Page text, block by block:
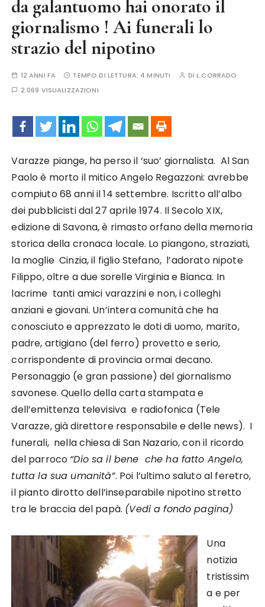
da galantuomo hai onorato il
giornalismo ! Ai funerali lo
strazio del nipotino
12 ANNI FA TEMPO DI LETTURA: 4 MINUTI DIL.CORRADO
2.069 VISUALIZZAZIONI
Varazze piange, ha perso il ‘suo’ giornalista. Al San
Paolo è morto il mitico Angelo Regazzoni: avrebbe
compiuto 68 anni il 14 settembre. Iscritto all’albo
dei pubblicisti dal 27 aprile 1974. Il Secolo XIX,
edizione di Savona, è rimasto orfano della memoria
storica della cronaca locale. Lo piangono, straziati,
la moglie Cinzia, il figlio Stefano, l’adorato nipote
Filippo, oltre a due sorelle Virginia e Bianca. In
lacrime tanti amici varazzini e non, i colleghi
anziani e giovani. Un’intera comunità che ha
conosciuto e apprezzato le doti di uomo, marito,
padre, artigiano (del ferro) provetto e serio,
corrispondente di provincia ormai decano.
Personaggio (e gran passione) del giornalismo
savonese. Quello della carta stampata e
dell’emittenza televisiva e radiofonica (Tele
Varazze, già direttore responsabile e delle news). I
funerali, nella chiesa di San Nazario, con il ricordo
del parroco “Dio sa il bene che ha fatto Angelo,
tutta la sua umanità”. Poi l’ultimo saluto al feretro,
il pianto dirotto dell’inseparabile nipotino stretto
tra le braccia del papà. (Vedi a fondo pagina)
Una
notizia
tristissim
a e per